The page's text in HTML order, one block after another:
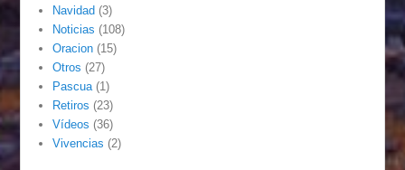
Navidad (3)
Noticias (108)
Oracion (15)
Otros (27)
Pascua (1)
Retiros (23)
Vídeos (36)
Vivencias (2)